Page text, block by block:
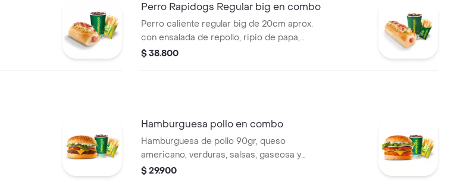
Perro Rapidogs Regular big en combo
Perro caliente regular big de 20cm aprox.
con ensalada de repollo, ripio de papa,
salsas, queso y tocineta, acompañado de
$ 38.800
Hamburguesa pollo en combo
Hamburguesa de pollo 90gr, queso
americano, verduras, salsas, gaseosa y
acompañamiento a elección.
$ 29.900